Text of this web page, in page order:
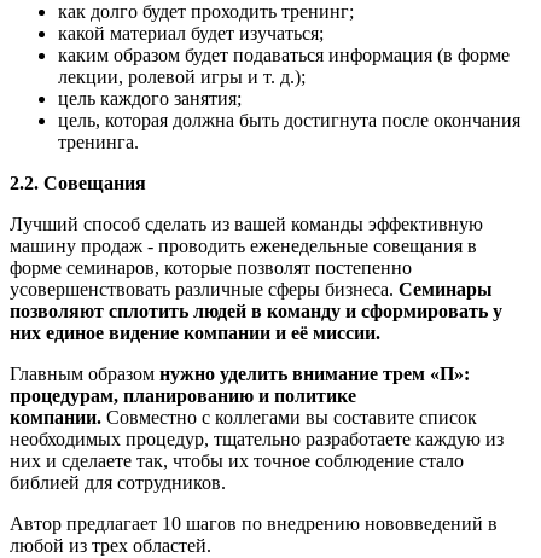
как долго будет проходить тренинг;
какой материал будет изучаться;
каким образом будет подаваться информация (в форме
лекции, ролевой игры и т. д.);
цель каждого занятия;
цель, которая должна быть достигнута после окончания
тренинга.
2.2. Совещания
Лучший способ сделать из вашей команды эффективную
машину продаж - проводить еженедельные совещания в
форме семинаров, которые позволят постепенно
усовершенствовать различные сферы бизнеса. Семинары
позволяют сплотить людей в команду и сформировать у
них единое видение компании и её миссии.
Главным образом нужно уделить внимание трем «П»:
процедурам, планированию и политике
компании. Совместно с коллегами вы составите список
необходимых процедур, тщательно разработаете каждую из
них и сделаете так, чтобы их точное соблюдение стало
библией для сотрудников.
Автор предлагает 10 шагов по внедрению нововведений в
любой из трех областей.